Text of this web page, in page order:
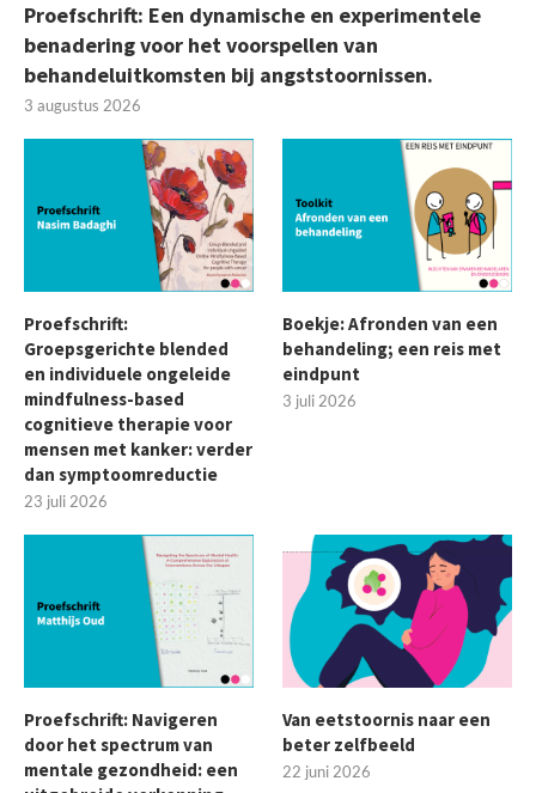
Proefschrift: Een dynamische en experimentele
benadering voor het voorspellen van
behandeluitkomsten bij angststoornissen.
3 augustus 2026
Proefschrift:
Groepsgerichte blended
en individuele ongeleide
mindfulness-based
cognitieve therapie voor
mensen met kanker: verder
dan symptoomreductie
23 juli 2026
Boekje: Afronden van een
behandeling; een reis met
eindpunt
3 juli 2026
Proefschrift: Navigeren
door het spectrum van
mentale gezondheid: een
Van eetstoornis naar een
beter zelfbeeld
22 juni 2026